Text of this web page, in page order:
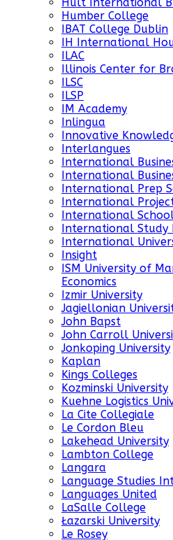
Humber College
IBAT College Dublin
IH International
ILAC
Illinois Center for
ILSC
ILSP
IM Academy
Inlingua
Innovative
Interlangues
International
International
International Prep
International
International
International Study
International
Insight
ISM University of
Economics
Izmir University
Jagiellonian
John Bapst
John Carroll
Jonkoping University
Kaplan
Kings Colleges
Kozminski University
Kuehne Logistics
La Cite Collegiale
Le Cordon Bleu
Lakehead University
Lambton College
Langara
Language Studies
Languages United
LaSalle College
Łazarski University
Le Rosey